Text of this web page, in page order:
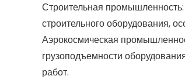
Строительная
строительного оборудования,
Аэрокосмическая
грузоподъемности
работ.